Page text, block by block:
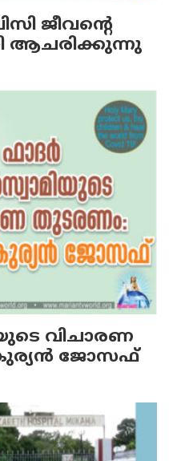
ജീവന്റെ
ആചരിക്കുന്നു
വിചാരണ
കുര്യന്‍ ജോസഫ്